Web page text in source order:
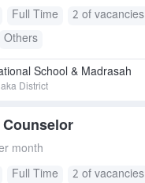
Full Time
2 of vacancies
Others
School & Madrasah
District
month
Full Time 2 of vacancies